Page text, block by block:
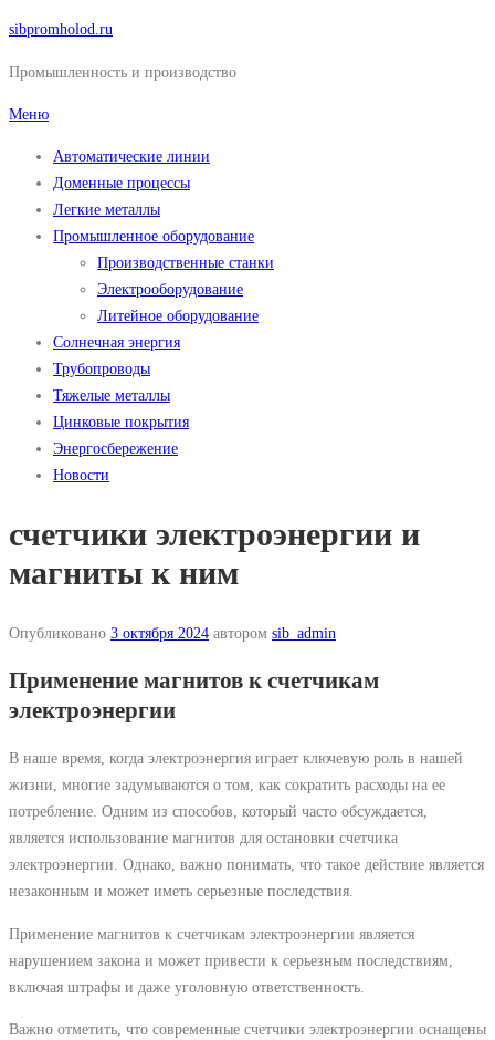
Перейти
содержимому
sibpromholod.ru
Промышленность и производство
Меню
Автоматические линии
Доменные процессы
Легкие металлы
Промышленное оборудование
Производственные станки
Электрооборудование
Литейное оборудование
Солнечная энергия
Трубопроводы
Тяжелые металлы
Цинковые покрытия
Энергосбережение
Новости
счетчики электроэнергии и
магниты к ним
Опубликовано 3 октября 2024 автором sib_admin
Применение магнитов к счетчикам
электроэнергии
В наше время, когда электроэнергия играет ключевую роль в нашей
жизни, многие задумываются о том, как сократить расходы на ее
потребление. Одним из способов, который часто обсуждается,
является использование магнитов для остановки счетчика
электроэнергии. Однако, важно понимать, что такое действие является
незаконным и может иметь серьезные последствия.
Применение магнитов к счетчикам электроэнергии является
нарушением закона и может привести к серьезным последствиям,
включая штрафы и даже уголовную ответственность.
Важно отметить, что современные счетчики электроэнергии оснащены